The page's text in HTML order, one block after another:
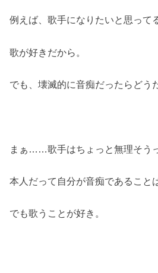
例えば、歌手になりたいと思って
歌が好きだから。
でも、壊滅的に音痴だったらどう
まぁ……歌手はちょっと無理そう
本人だって自分が音痴であること
でも歌うことが好き。